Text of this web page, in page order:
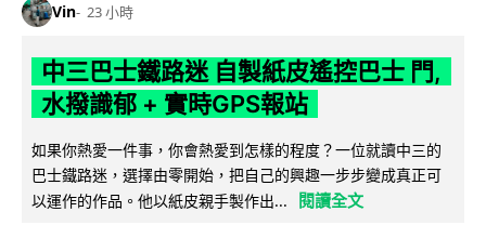
Vin 23 小時
中三巴士鐵路迷 自製紙皮遙控巴士 門,
水撥識郁 + 實時GPS報站
如果你熱愛一件事，你會熱愛到怎樣的程度？一位就讀中三的
巴士鐵路迷，選擇由零開始，把自己的興趣一步步變成真正可
以運作的作品。他以紙皮親手製作出...
閱讀全文